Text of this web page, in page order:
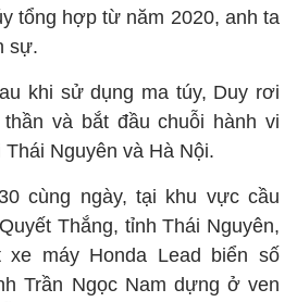
tổng hợp từ năm 2020, anh ta
sự.
khi sử dụng ma túy, Duy rơi
và bắt đầu chuỗi hành vi
Nguyên và Hà Nội.
cùng ngày, tại khu vực cầu
Thắng, tỉnh Thái Nguyên,
xe máy Honda Lead biển số
Trần Ngọc Nam dựng ở ven